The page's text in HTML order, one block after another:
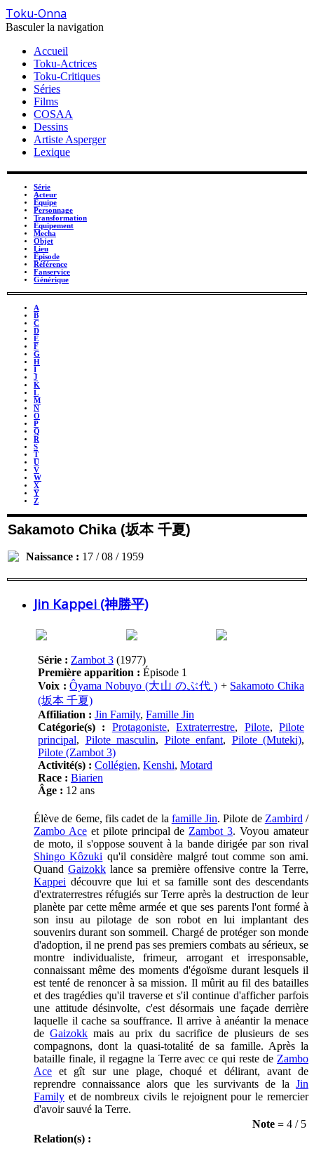
Toku-Onna
Basculer la navigation
Accueil
Toku-Actrices
Toku-Critiques
Séries
Films
COSAA
Dessins
Artiste Asperger
Lexique
Série
Acteur
Équipe
Personnage
Transformation
Équipement
Mecha
Objet
Lieu
Épisode
Référence
Fanservice
Générique
A
B
C
D
E
F
G
H
I
J
K
L
M
N
O
P
Q
R
S
T
U
V
W
X
Y
Z
Sakamoto Chika (坂本 千夏)
Naissance : 17 / 08 / 1959
Jin Kappei (神勝平)
Série : Zambot 3 (1977)
Première apparition : Épisode 1
Voix : Ôyama Nobuyo (大山 のぶ代 ) + Sakamoto Chika
(坂本 千夏)
Affiliation : Jin Family, Famille Jin
Catégorie(s) :
Protagoniste,Extraterrestre, Pilote,Pilote
principal, Pilote masculin, Pilote enfant, Pilote (Muteki),
Pilote (Zambot 3)
Activité(s) : Collégien, Kenshi, Motard
Race : Biarien
Âge : 12 ans
Élève de 6eme, fils cadet de la famille Jin. Pilote de Zambird /
Zambo Aceet pilote principal de Zambot 3. Voyou amateur
de moto, il s'oppose souvent à la bande dirigée par son rival
Shingo Kôzuki qu'il considère malgré tout comme son ami.
QuandGaizokk lance sa première offensive contre la Terre,
Kappei découvre que lui et sa famille sont des descendants
d'extraterrestres réfugiés sur Terre après la destruction de leur
planète par cette même armée et que ses parents l'ont formé à
son insu au pilotage de son robot en lui implantant des
souvenirs durant son sommeil. Chargé de protéger son monde
d'adoption, il ne prend pas ses premiers combats au sérieux, se
montre individualiste, frimeur, arrogant et irresponsable,
connaissant même des moments d'égoïsme durant lesquels il
est tenté de renoncer à sa mission. Il mûrit au fil des batailles
et des tragédies qu'il traverse et s'il continue d'afficher parfois
une attitude désinvolte, c'est désormais une façade derrière
laquelle il cache sa souffrance. Il arrive à anéantir la menace
deGaizokk mais au prix du sacrifice de plusieurs de ses
compagnons, dont la quasi-totalité de sa famille. Après la
bataille finale, il regagne la Terre avec ce qui reste de Zambo
Ace et gît sur une plage, choqué et délirant, avant de
reprendre connaissance alors que les survivants de la Jin
Family et de nombreux civils le rejoignent pour le remercier
d'avoir sauvé la Terre.
Note = 4 / 5
Relation(s) :